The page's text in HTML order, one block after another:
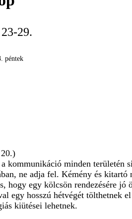
29.
péntek
kommunikáció minden területén
ne adja fel. Kémény és
hogy egy kölcsön rendezésére
egy hosszú hétvégét tölthetnek
kiütései lehetnek.